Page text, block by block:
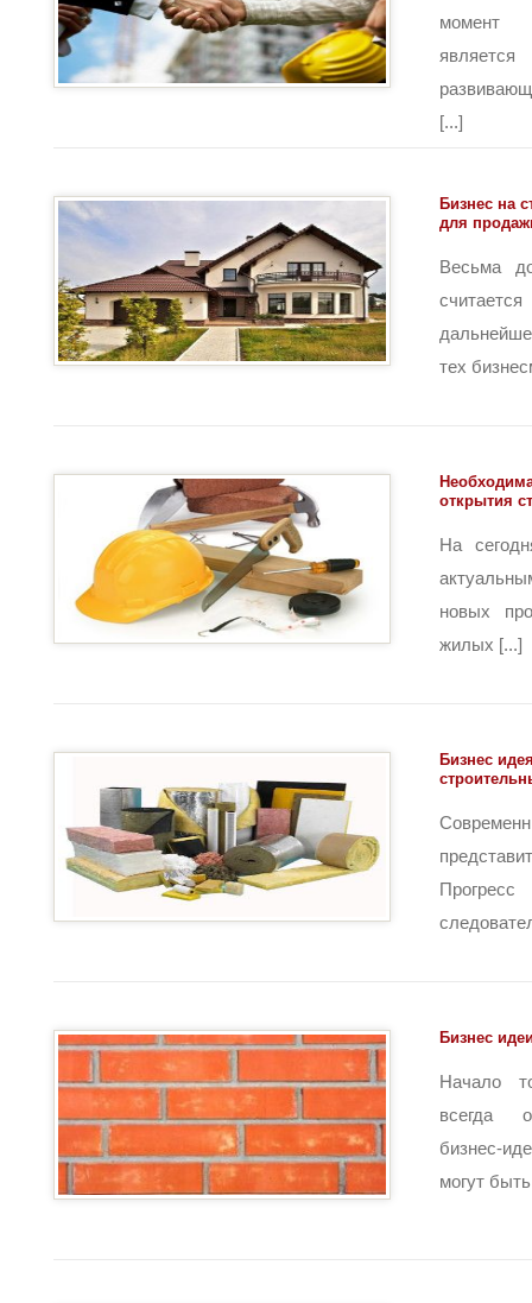
момент
[...]
Бизнес на
для
Весьма
тех
открытия
На
новых
жилых [...]
Бизнес
Бизнес
Начало
всегда
бизнес-
могут